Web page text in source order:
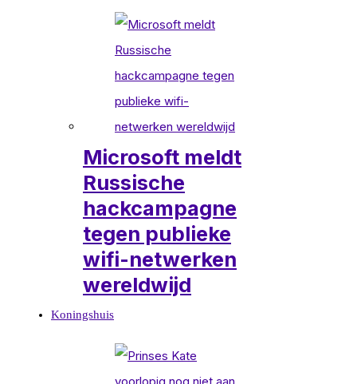
Microsoft meldt
Russische
hackcampagne
tegen publieke
wifi-netwerken
wereldwijd
Koningshuis